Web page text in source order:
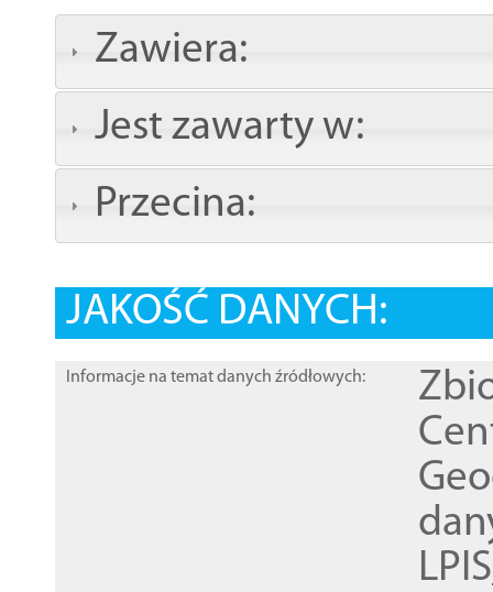
Zawiera:
Jest zawarty w:
Przecina:
JAKOŚĆ DANYCH:
Informacje na temat danych źródłowych: